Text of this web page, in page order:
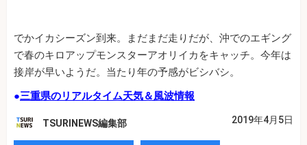
でかイカシーズン到来。まだまだ走りだが、沖でのエギング
で春のキロアップモンスターアオリイカをキャッチ。今年は
接岸が早いようだ。当たり年の予感がビシバシ。
●三重県のリアルタイム天気＆風波情報
TSURINEWS編集部 2019年4月5日